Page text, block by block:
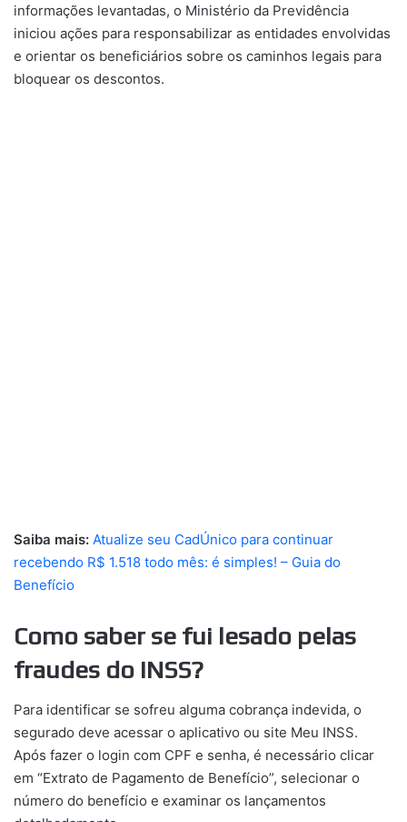
informações levantadas, o Ministério da Previdência
iniciou ações para responsabilizar as entidades envolvidas
e orientar os beneficiários sobre os caminhos legais para
bloquear os descontos.
Saiba mais: Atualize seu CadÚnico para continuar
recebendo R$ 1.518 todo mês: é simples! – Guia do
Benefício
Como saber se fui lesado pelas
fraudes do INSS?
Para identificar se sofreu alguma cobrança indevida, o
segurado deve acessar o aplicativo ou site Meu INSS.
Após fazer o login com CPF e senha, é necessário clicar
em “Extrato de Pagamento de Benefício”, selecionar o
número do benefício e examinar os lançamentos